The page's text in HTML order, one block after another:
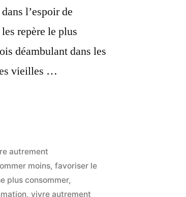
l’espoir de
repère le plus
déambulant dans les
vieilles …
autrement
moins,favoriser le
plus consommer,
,vivre autrement